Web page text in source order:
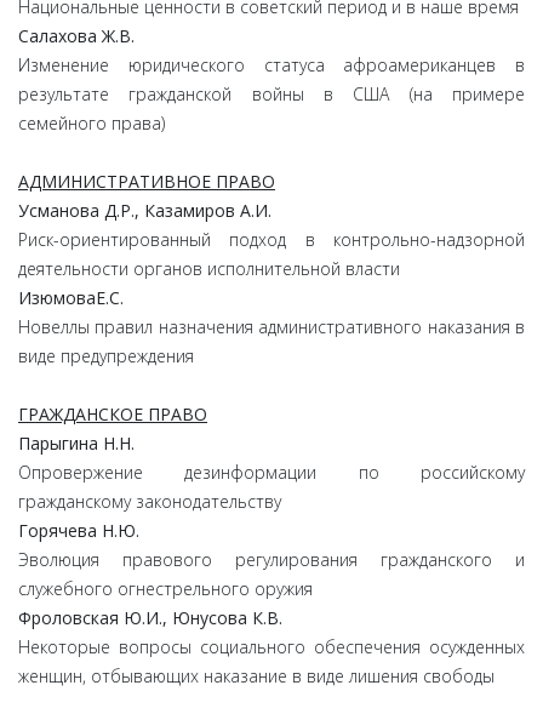
Национальные ценности в советский период и в наше время
Салахова Ж.В.
Изменение юридического статуса афроамериканцев в
результате гражданской войны в США (на примере
семейного права)
АДМИНИСТРАТИВНОЕ ПРАВО
Усманова Д.Р., Казамиров А.И.
Риск-ориентированный подход в контрольно-надзорной
деятельности органов исполнительной власти
ИзюмоваЕ.С.
Новеллы правил назначения административного наказания в
виде предупреждения
ГРАЖДАНСКОЕ ПРАВО
Парыгина Н.Н.
Опровержение дезинформации по российскому
гражданскому законодательству
Горячева Н.Ю.
Эволюция правового регулирования гражданского и
служебного огнестрельного оружия
Фроловская Ю.И., Юнусова К.В.
Некоторые вопросы социального обеспечения осужденных
женщин, отбывающих наказание в виде лишения свободы